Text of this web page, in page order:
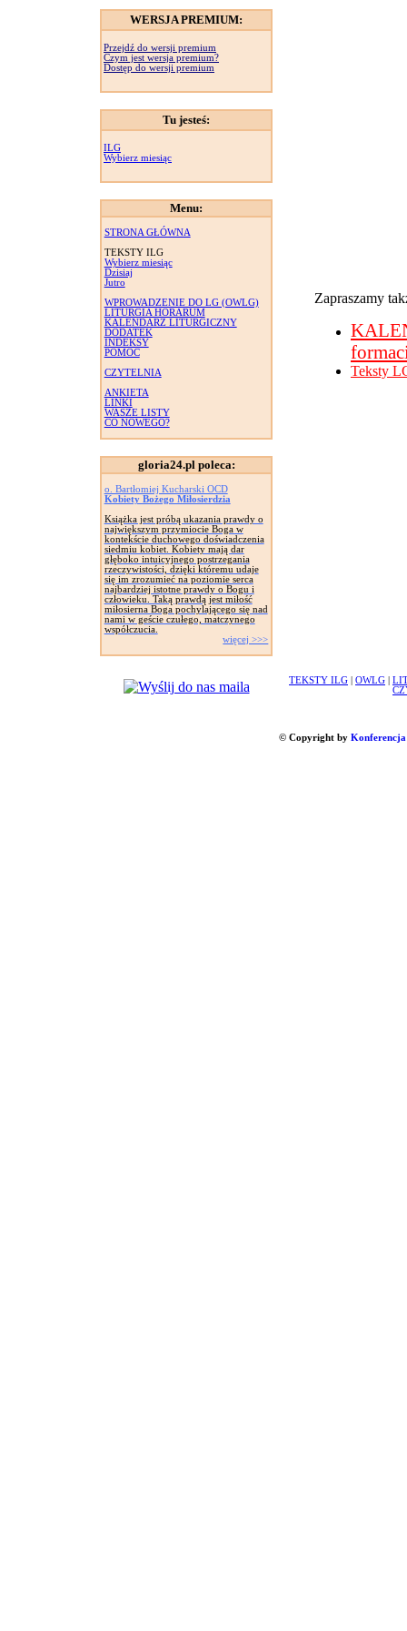
WERSJA PREMIUM:
Przejdź do wersji premium
Czym jest wersja premium?
Dostęp do wersji premium
Tu jesteś:
ILG
Wybierz miesiąc
Menu:
STRONA GŁÓWNA
TEKSTY ILG
Wybierz miesiąc
Dzisiaj
Jutro
WPROWADZENIE DO LG (OWLG)
LITURGIA HORARUM
KALENDARZ LITURGICZNY
DODATEK
INDEKSY
POMOC
CZYTELNIA
ANKIETA
LINKI
WASZE LISTY
CO NOWEGO?
gloria24.pl poleca:
o. Bartłomiej Kucharski OCD
Kobiety Bożego Miłosierdzia
Książka jest próbą ukazania prawdy o
największym przymiocie Boga w
kontekście duchowego doświadczenia
siedmiu kobiet. Kobiety mają dar
głęboko intuicyjnego postrzegania
rzeczywistości, dzięki któremu udaje
się im zrozumieć na poziomie serca
najbardziej istotne prawdy o Bogu i
człowieku. Taką prawdą jest miłość
miłosierna Boga pochylającego się nad
nami w geście czułego, matczynego
współczucia.
więcej >>>
Zapraszamy
Teksty
TEKSTY ILG OWLG
© Copyright by Konferencja